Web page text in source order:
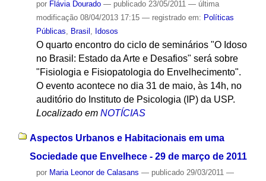
por Flávia Dourado — publicado23/05/2011 — última
modificação08/04/2013 17:15 — registrado em: Políticas
Públicas
Brasil Idosos
O quarto encontro do ciclo de seminários "O Idoso
no Brasil: Estado da Arte e Desafios" será sobre
"Fisiologia e Fisiopatologia do Envelhecimento".
O evento acontece no dia 31 de maio, às 14h, no
auditório do Instituto de Psicologia (IP) da USP.
Localizado em NOTÍCIAS
Aspectos Urbanos e Habitacionais em uma
Sociedade que Envelhece - 29 de março de 2011
por Maria Leonor de Calasans — publicado29/03/2011 —